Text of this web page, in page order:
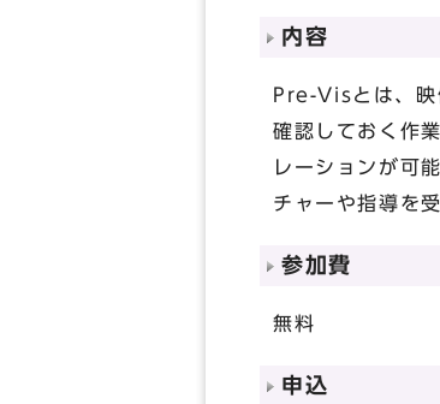
内容
Pre-Visとは、映
確認しておく作
レーションが可
チャーや指導を
参加費
無料
申込